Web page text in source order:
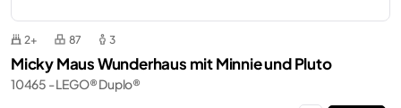
2+ 87 3
Micky Maus Wunderhaus mit Minnie und Pluto
10465 - LEGO® Duplo®